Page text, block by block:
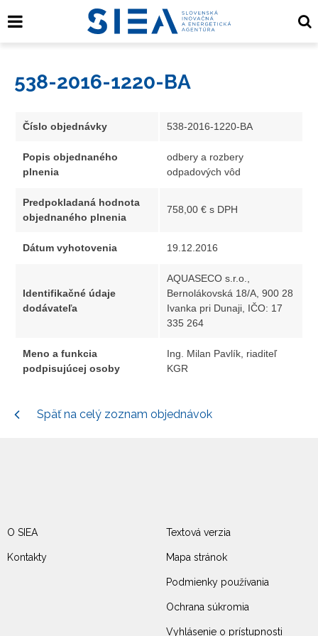
538-2016-1220-BA
Číslo objednávky 538-2016-1220-BA
Popis objednaného
plnenia
odbery a rozbery
odpadových vôd
Predpokladaná hodnota
objednaného plnenia
758,00 € s DPH
Dátum vyhotovenia 19.12.2016
Identifikačné údaje
dodávateľa
AQUASECO s.r.o.,
Bernolákovská 18/A, 900 28
Ivanka pri Dunaji, IČO: 17
335 264
Meno a funkcia
podpisujúcej osoby
Ing. Milan Pavlík, riaditeľ
KGR
Späť na celý zoznam objednávok
O SIEA
Kontakty
Textová verzia
Mapa stránok
Podmienky používania
Ochrana súkromia
Vyhlásenie o prístupnosti